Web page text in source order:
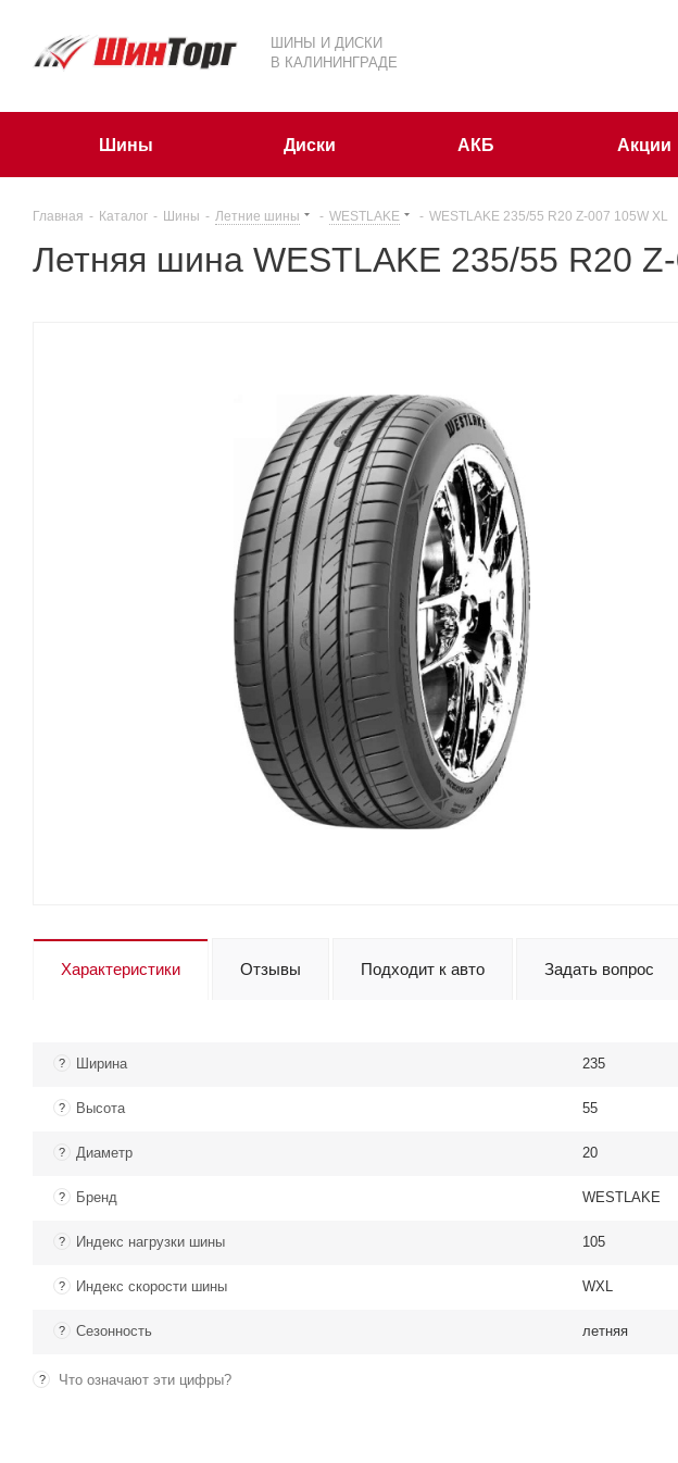
ШИНЫ И ДИСКИ
В КАЛИНИНГРАДЕ
Шины Диски АКБ Акции
Главная - Каталог - Шины - Летние шины - WESTLAKE - WESTLAKE 235/55 R20 Z-007 105W XL
Летняя шина WESTLAKE 235/55 R20
Характеристики Отзывы Подходит к авто Задать вопрос
? Ширина 235
? Высота 55
? Диаметр 20
? Бренд WESTLAKE
? Индекс нагрузки шины 105
? Индекс скорости шины WXL
? Сезонность летняя
? Что означают эти цифры?